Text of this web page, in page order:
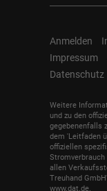
Anmelden
Impressum
Datenschutz
Weitere
und zu den
gegebenenfalls
dem 'Leitfaden
offiziellen
Stromverbrauch
allen
Treuhand
www.dat.de.